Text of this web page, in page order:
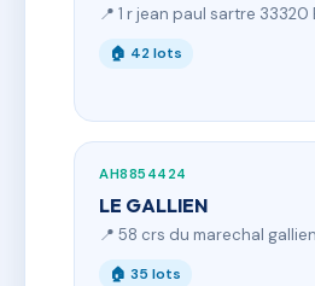
📍 1 r jean paul sartre 33320
🏠 42 lots
AH8854424
LE GALLIEN
📍 58 crs du marechal
🏠 35 lots